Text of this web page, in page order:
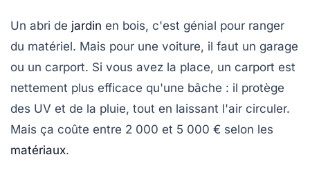
Un abri de jardin en bois, c'est génial pour ranger
du matériel. Mais pour une voiture, il faut un garage
ou un carport. Si vous avez la place, un carport est
nettement plus efficace qu'une bâche : il protège
des UV et de la pluie, tout en laissant l'air circuler.
Mais ça coûte entre 2 000 et 5 000 € selon les
matériaux.